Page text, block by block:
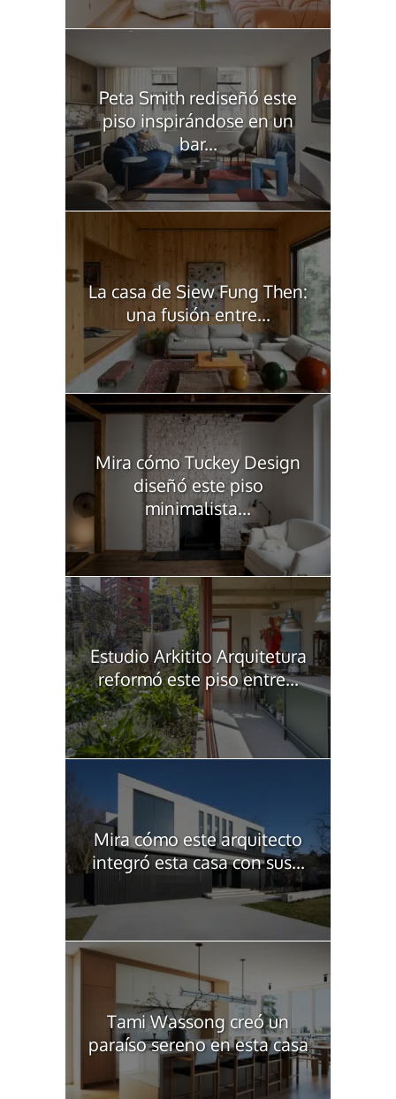
Peta Smith rediseñó este
piso inspirándose en un
bar...
La casa de Siew Fung Then:
una fusión entre...
Mira cómo Tuckey Design
diseñó este piso
minimalista...
Estudio Arkitito Arquitetura
reformó este piso entre...
Mira cómo este arquitecto
integró esta casa con sus...
Tami Wassong creó un
paraíso sereno en esta casa